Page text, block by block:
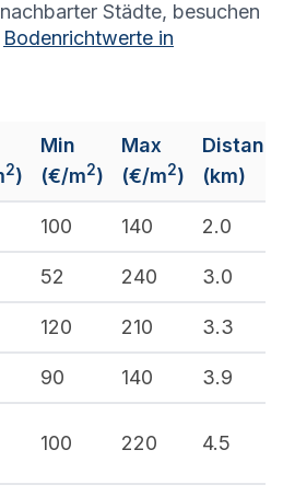
Städte, besuchen
Bodenrichtwerte in
2)
Min
(€/m2)
Max
(€/m2)
Distanz
(km)
100 140 2.0
52 240 3.0
120 210 3.3
90 140 3.9
100 220 4.5